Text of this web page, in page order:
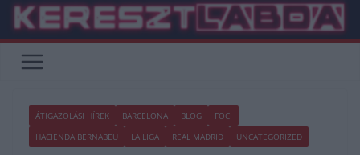
Skip
content
ÁTIGAZOLÁSI HÍREK BARCELONA BLOG
FOCI
HACIENDA BERNABEU
LA LIGA REAL MADRID UNCATEGORIZED